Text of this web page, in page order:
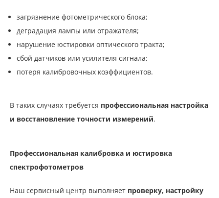
загрязнение фотометрического блока;
деградация лампы или отражателя;
нарушение юстировки оптического тракта;
сбой датчиков или усилителя сигнала;
потеря калибровочных коэффициентов.
В таких случаях требуется профессиональная настройка
и восстановление точности измерений.
Профессиональная калибровка и юстировка
спектрофотометров
Наш сервисный центр выполняет проверку, настройку